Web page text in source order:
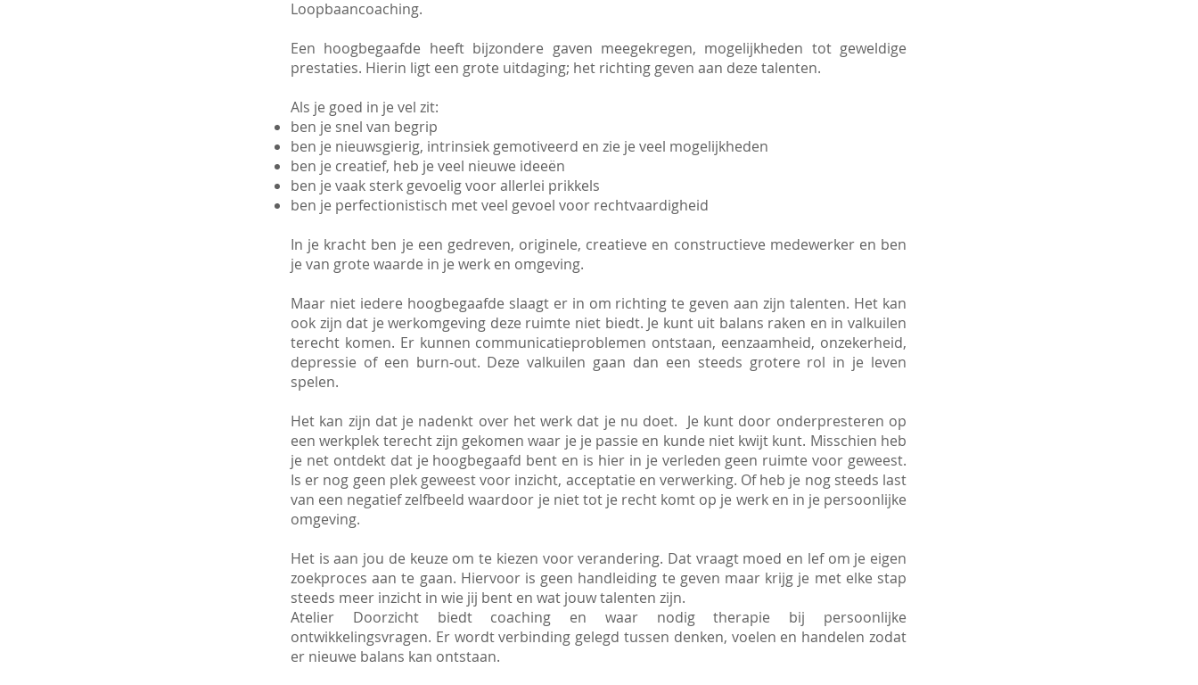
Loopbaancoaching.
Een hoogbegaafde heeft bijzondere gaven meegekregen, mogelijkheden tot geweldige
prestaties. Hierin ligt een grote uitdaging; het richting geven aan deze talenten.
Als je goed in je vel zit:
ben je snel van begrip
ben je nieuwsgierig, intrinsiek gemotiveerd en zie je veel mogelijkheden
ben je creatief, heb je veel nieuwe ideeën
ben je vaak sterk gevoelig voor allerlei prikkels
ben je perfectionistisch met veel gevoel voor rechtvaardigheid
In je kracht ben je een gedreven, originele, creatieve en constructieve medewerker en ben
je van grote waarde in je werk en omgeving.
Maar niet iedere hoogbegaafde slaagt er in om richting te geven aan zijn talenten. Het kan
ook zijn dat je werkomgeving deze ruimte niet biedt. Je kunt uit balans raken en in valkuilen
terecht komen. Er kunnen communicatieproblemen ontstaan, eenzaamheid, onzekerheid,
depressie of een burn-out. Deze valkuilen gaan dan een steeds grotere rol in je leven
spelen.
Het kan zijn dat je nadenkt over het werk dat je nu doet. Je kunt door onderpresteren op
een werkplek terecht zijn gekomen waar je je passie en kunde niet kwijt kunt. Misschien heb
je net ontdekt dat je hoogbegaafd bent en is hier in je verleden geen ruimte voor geweest.
Is er nog geen plek geweest voor inzicht, acceptatie en verwerking. Of heb je nog steeds last
van een negatief zelfbeeld waardoor je niet tot je recht komt op je werk en in je persoonlijke
omgeving.
Het is aan jou de keuze om te kiezen voor verandering. Dat vraagt moed en lef om je eigen
zoekproces aan te gaan. Hiervoor is geen handleiding te geven maar krijg je met elke stap
steeds meer inzicht in wie jij bent en wat jouw talenten zijn.
Atelier Doorzicht biedt coaching en waar nodig therapie bij persoonlijke
ontwikkelingsvragen. Er wordt verbinding gelegd tussen denken, voelen en handelen zodat
er nieuwe balans kan ontstaan.